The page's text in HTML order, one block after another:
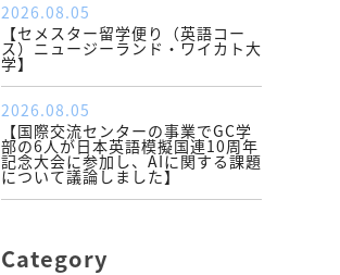
2026.08.05
【セメスター留学便り（英語コー
ス）ニュージーランド・ワイカト大
学】
2026.08.05
【国際交流センターの事業でGC学
部の6人が日本英語模擬国連10周年
記念大会に参加し、AIに関する課題
について議論しました】
Category